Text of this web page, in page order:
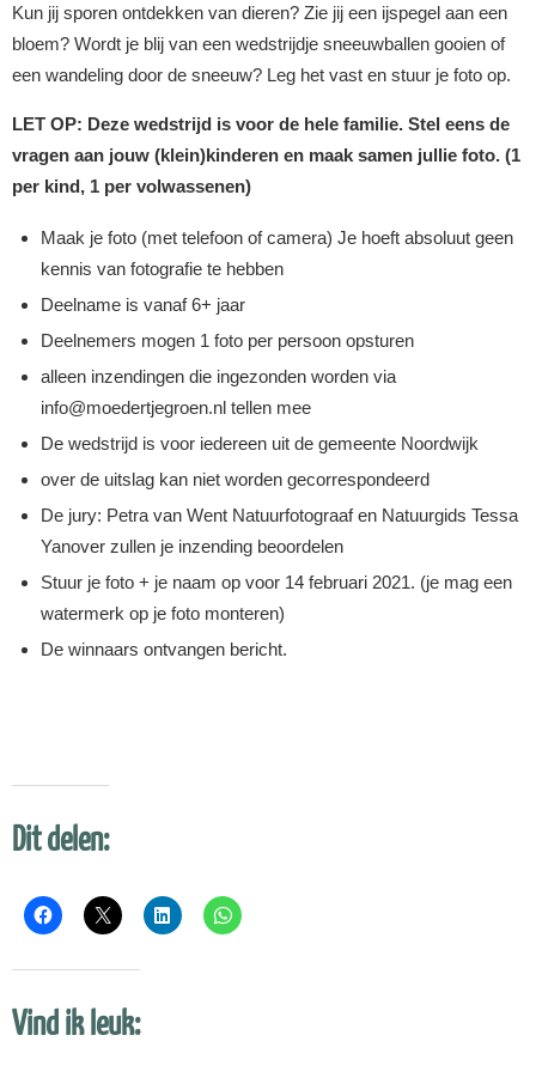
Kun jij sporen ontdekken van dieren? Zie jij een ijspegel aan een
bloem? Wordt je blij van een wedstrijdje sneeuwballen gooien of
een wandeling door de sneeuw? Leg het vast en stuur je foto op.
LET OP: Deze wedstrijd is voor de hele familie. Stel eens de
vragen aan jouw (klein)kinderen en maak samen jullie foto. (1
per kind, 1 per volwassenen)
Maak je foto (met telefoon of camera) Je hoeft absoluut geen
kennis van fotografie te hebben
Deelname is vanaf 6+ jaar
Deelnemers mogen 1 foto per persoon opsturen
alleen inzendingen die ingezonden worden via
info@moedertjegroen.nl tellen mee
De wedstrijd is voor iedereen uit de gemeente Noordwijk
over de uitslag kan niet worden gecorrespondeerd
De jury: Petra van Went Natuurfotograaf en Natuurgids Tessa
Yanover zullen je inzending beoordelen
Stuur je foto + je naam op voor 14 februari 2021. (je mag een
watermerk op je foto monteren)
De winnaars ontvangen bericht.
Dit delen:
Vind ik leuk: